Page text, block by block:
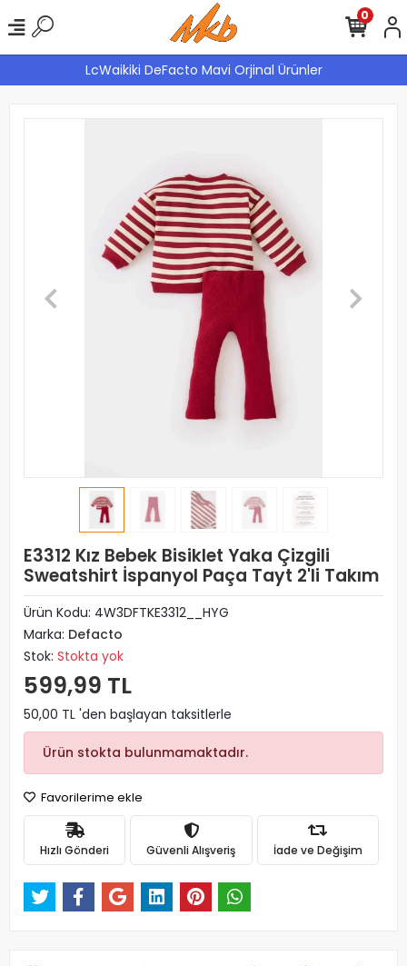
LcWaikiki DeFacto Mavi Orjinal Ürünler
0
E3312 Kız Bebek Bisiklet Yaka Çizgili
Sweatshirt İspanyol Paça Tayt 2'li Takım
Ürün Kodu: 4W3DFTKE3312__HYG
Marka: Defacto
Stok: Stokta yok
599,99 TL
50,00 TL 'den başlayan taksitlerle
Ürün stokta bulunmamaktadır.
Favorilerime ekle
Hızlı Gönderi Güvenli Alışveriş İade ve Değişim